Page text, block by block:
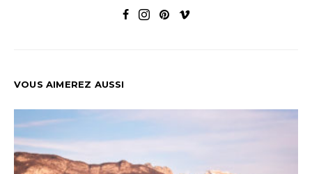
VOUS AIMEREZ AUSSI